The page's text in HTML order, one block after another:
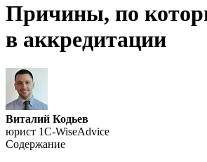
Причины, по
в аккредитации
Виталий Кодьев
юрист 1C-WiseAdvice
Содержание